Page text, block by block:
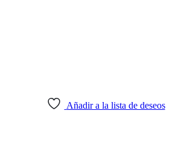
Añadir a la lista de deseos